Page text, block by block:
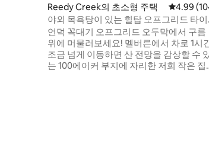
Reedy Creek의 초소형 주택 평점 4.99
4.99
야외 목욕탕이 있는 힐탑 오프그리드 타이
니 하우스
언덕 꼭대기 오프그리드 오두막에서 구름
위에 머물러보세요! 멜버른에서 차로 1시간
조금 넘게 이동하면 산 전망을 감상할 수
는 100에이커 부지에 자리한 저희 작은 집